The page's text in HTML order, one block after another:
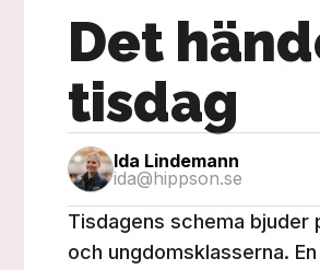
Det
tisdag
Ida Lindemann
ida@hippson.se
Tisdagens schema bjuder
och ungdomsklasserna.